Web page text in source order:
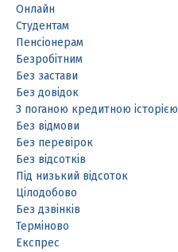
Онлайн
Студентам
Пенсіонерам
Безробітним
Без застави
Без довідок
З поганою кредитною історією
Без відмови
Без перевірок
Без відсотків
Під низький відсоток
Цілодобово
Без дзвінків
Терміново
Експрес